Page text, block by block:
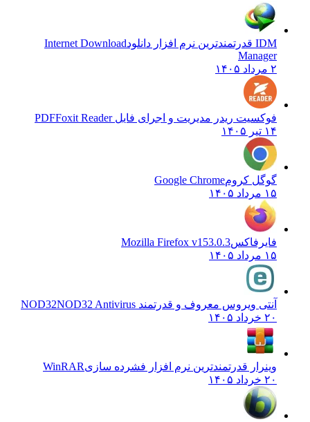
IDM قدرتمندترین نرم افزار دانلود
Internet Download
Manager
۲ مرداد ۱۴۰۵
فوکسیت ریدر مدیریت و اجرای فایل PDFFoxit Reader
۱۴ تیر ۱۴۰۵
گوگل کرومGoogle Chrome
۱۵ مرداد ۱۴۰۵
فایرفاکسMozilla Firefox v153.0.3
۱۵ مرداد ۱۴۰۵
آنتی ویروس معروف و قدرتمند NOD32 NOD32 Antivirus
۲۰ خرداد ۱۴۰۵
وینرار قدرتمندترین نرم افزار فشرده سازیWinRAR
۲۰ خرداد ۱۴۰۵